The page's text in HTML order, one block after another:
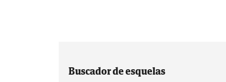
Buscador de esquelas